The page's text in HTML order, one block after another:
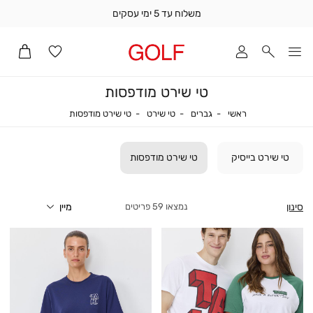
משלוח עד 5 ימי עסקים
טי שירט מודפסות
ראשי ראשיגברים גבריםטי שירט טי שירט
טי שירט מודפסות
טי שירט בייסיק טי שירט מודפסות
סינון 59 פריטים